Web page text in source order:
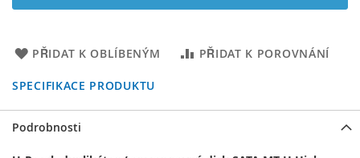
PŘIDAT K OBLÍBENÝM PŘIDAT K POROVNÁNÍ
SPECIFIKACE PRODUKTU
Podrobnosti